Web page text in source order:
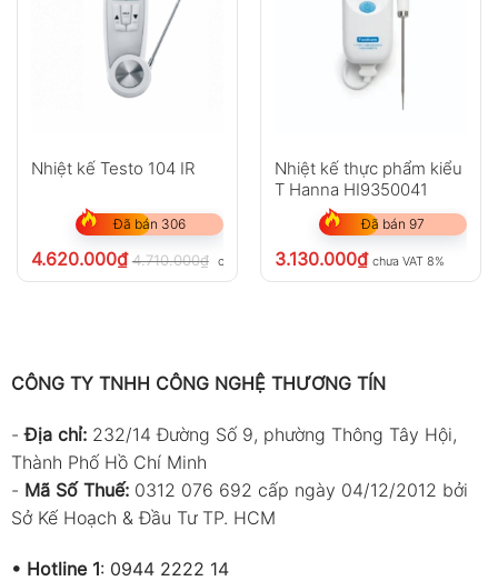
Nhiệt kế Testo 104 IR
Đã bán 306
4.620.000₫ 4.710.000₫ chưa VAT 8%
Nhiệt kế thực phẩm kiểu
T Hanna HI9350041
Đã bán 97
3.130.000₫ chưa VAT 8%
CÔNG TY TNHH CÔNG NGHỆ THƯƠNG TÍN
-Địa chỉ: 232/14 Đường Số 9, phường Thông Tây Hội,
Thành Phố Hồ Chí Minh
- Mã Số Thuế: 0312 076 692 cấp ngày 04/12/2012 bởi
Sở Kế Hoạch & Đầu Tư TP. HCM
• Hotline 1: 0944 2222 14